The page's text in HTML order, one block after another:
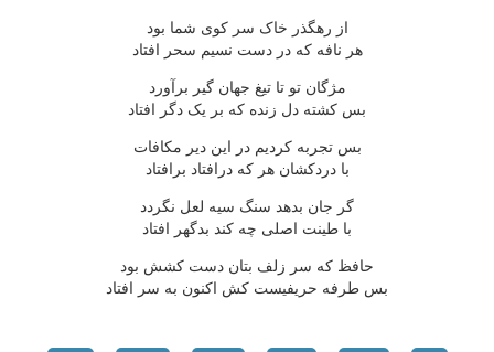
از رهگذر خاک سر کوی شما بود
هر نافه که در دست نسیم سحر افتاد
مژگان تو تا تیغ جهان گیر برآورد
بس کشته دل زنده که بر یک دگر افتاد
بس تجربه کردیم در این دیر مکافات
با دردکشان هر که درافتاد برافتاد
گر جان بدهد سنگ سیه لعل نگردد
با طینت اصلی چه کند بدگهر افتاد
حافظ که سر زلف بتان دست کشش بود
بس طرفه حریفیست کش اکنون به سر افتاد